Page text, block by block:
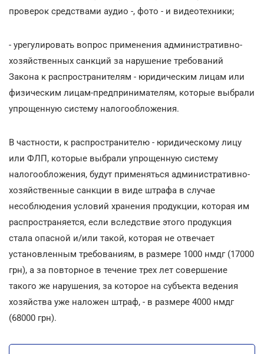
проверок средствами аудио -, фото - и видеотехники;
- урегулировать вопрос применения административно-
хозяйственных санкций за нарушение требований
Закона к распространителям - юридическим лицам или
физическим лицам-предпринимателям, которые выбрали
упрощенную систему налогообложения.
В частности, к распространителю - юридическому лицу
или ФЛП, которые выбрали упрощенную систему
налогообложения, будут применяться административно-
хозяйственные санкции в виде штрафа в случае
несоблюдения условий хранения продукции, которая им
распространяется, если вследствие этого продукция
стала опасной и/или такой, которая не отвечает
установленным требованиям, в размере 1000 нмдг (17000
грн), а за повторное в течение трех лет совершение
такого же нарушения, за которое на субъекта ведения
хозяйства уже наложен штраф, - в размере 4000 нмдг
(68000 грн).